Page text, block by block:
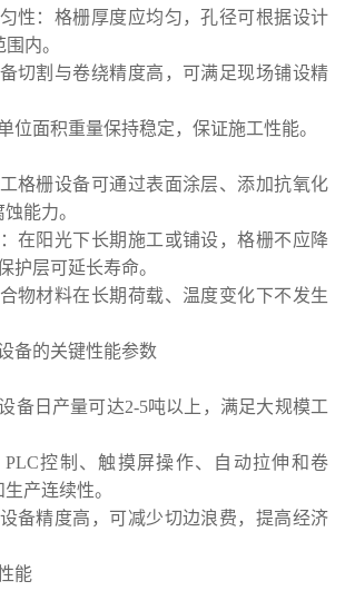
性：格栅厚度应均匀，孔径可根据设计
内。
切割与卷绕精度高，可满足现场铺设精
位面积重量保持稳定，保证施工性能。
格栅设备可通过表面涂层、添加抗氧化
能力。
在阳光下长期施工或铺设，格栅不应降
护层可延长寿命。
物材料在长期荷载、温度变化下不发生
备的关键性能参数
备日产量可达2-5吨以上，满足大规模工
PLC控制、触摸屏操作、自动拉伸和卷
产连续性。
备精度高，可减少切边浪费，提高经济
能